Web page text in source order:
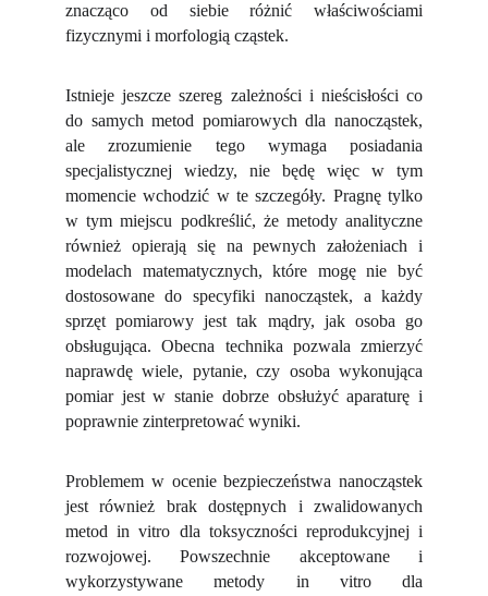
znacząco od siebie różnić właściwościami
fizycznymi i morfologią cząstek.
Istnieje jeszcze szereg zależności i nieścisłości co
do samych metod pomiarowych dla nanocząstek,
ale zrozumienie tego wymaga posiadania
specjalistycznej wiedzy, nie będę więc w tym
momencie wchodzić w te szczegóły. Pragnę tylko
w tym miejscu podkreślić, że metody analityczne
również opierają się na pewnych założeniach i
modelach matematycznych, które mogę nie być
dostosowane do specyfiki nanocząstek, a każdy
sprzęt pomiarowy jest tak mądry, jak osoba go
obsługująca. Obecna technika pozwala zmierzyć
naprawdę wiele, pytanie, czy osoba wykonująca
pomiar jest w stanie dobrze obsłużyć aparaturę i
poprawnie zinterpretować wyniki.
Problemem w ocenie bezpieczeństwa nanocząstek
jest również brak dostępnych i zwalidowanych
metod in vitro dla toksyczności reprodukcyjnej i
rozwojowej. Powszechnie akceptowane i
wykorzystywane metody in vitro dla